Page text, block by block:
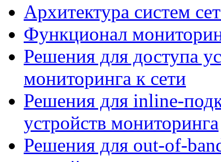
Архитектура систем
Функционал
Решения для доступа
мониторинга к сети
Решения для inline-
устройств мониторинга
Решения для out-of-